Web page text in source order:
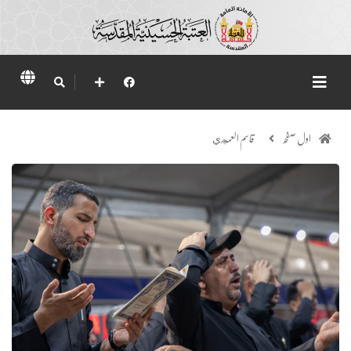
اول صفحہ قاسم العميدي